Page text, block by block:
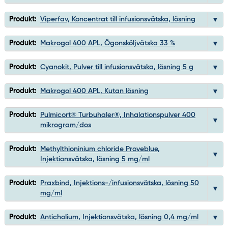
Produkt: Viperfav, Koncentrat till infusionsvätska, lösning
Produkt: Makrogol 400 APL, Ögonsköljvätska 33 %
Produkt: Cyanokit, Pulver till infusionsvätska, lösning 5 g
Produkt: Makrogol 400 APL, Kutan lösning
Produkt:
Pulmicort® Turbuhaler®, Inhalationspulver 400
mikrogram/dos
Produkt:
Methylthioninium chloride Proveblue,
Injektionsvätska, lösning 5 mg/ml
Produkt:
Praxbind, Injektions-/infusionsvätska, lösning 50
mg/ml
Produkt: Anticholium, Injektionsvätska, lösning 0,4 mg/ml